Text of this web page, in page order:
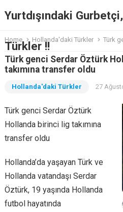
Yurtdışındaki
Türkler !!
Home Hollanda'daki Türkler Türk genci
Türk genci Serdar Öztürk
takımına transfer oldu
Hollanda'daki Türkler 27
Türk genci Serdar Öztürk
Hollanda birinci lig takımına
transfer oldu
Hollanda’da yaşayan Türk ve
Hollanda vatandaşı Serdar
Öztürk, 19 yaşında Hollanda
futbol hayatında